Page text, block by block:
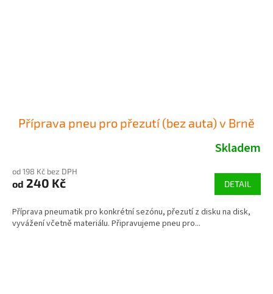
Příprava pneu pro přezutí (bez auta) v Brně
Skladem
od 198 Kč bez DPH
od 240 Kč DETAIL
Příprava pneumatik pro konkrétní sezónu, přezutí z disku na disk,
vyvážení včetně materiálu. Připravujeme pneu pro...